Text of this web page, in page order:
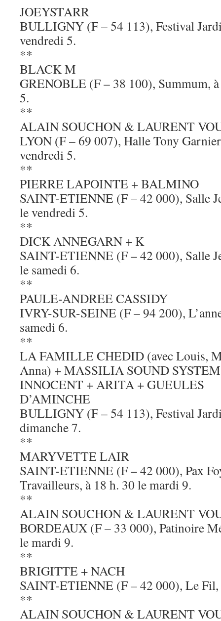
JOEYSTARR
BULLIGNY (F – 54 113), Festival
vendredi 5.
**
BLACK M
GRENOBLE (F – 38 100), Summum,
5.
**
ALAIN SOUCHON & LAURENT
LYON (F – 69 007), Halle Tony
vendredi 5.
**
PIERRE LAPOINTE + BALMINO
SAINT-ETIENNE (F – 42 000), Salle
le vendredi 5.
**
DICK ANNEGARN + K
SAINT-ETIENNE (F – 42 000), Salle
le samedi 6.
**
PAULE-ANDREE CASSIDY
IVRY-SUR-SEINE (F – 94 200),
samedi 6.
**
LA FAMILLE CHEDID (avec Louis,
Anna) + MASSILIA SOUND
INNOCENT + ARITA + GUEULES
D’AMINCHE
BULLIGNY (F – 54 113), Festival
dimanche 7.
**
MARYVETTE LAIR
SAINT-ETIENNE (F – 42 000), Pax
Travailleurs, à 18 h. 30 le mardi 9.
**
ALAIN SOUCHON & LAURENT
BORDEAUX (F – 33 000), Patinoire
le mardi 9.
**
BRIGITTE + NACH
SAINT-ETIENNE (F – 42 000), Le Fil,
**
ALAIN SOUCHON & LAURENT